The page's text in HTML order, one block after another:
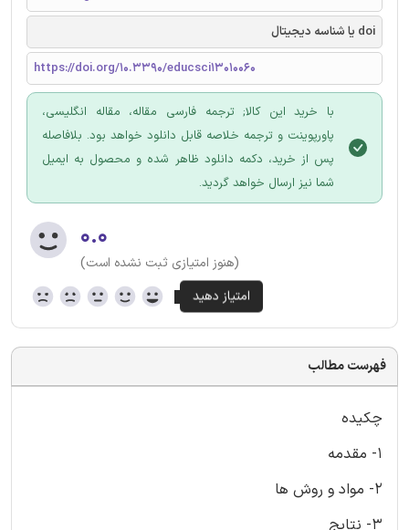
doi یا شناسه دیجیتال
https://doi.org/10.3390/educsci13010060
با خرید این کالا; ترجمه فارسی مقاله، مقاله انگلیسی،
پاورپوینت و ترجمه خلاصه قابل دانلود خواهد بود. بلافاصله
پس از خرید، دکمه دانلود ظاهر شده و محصول به ایمیل
شما نیز ارسال خواهد گردید.
۰.۰
(هنوز امتیازی ثبت نشده است)
فهرست مطالب
چکیده
1- مقدمه
2- مواد و روش ها